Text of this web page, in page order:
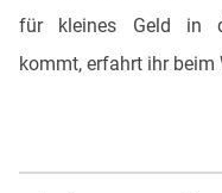
für kleines Geld in
kommt, erfahrt ihr beim